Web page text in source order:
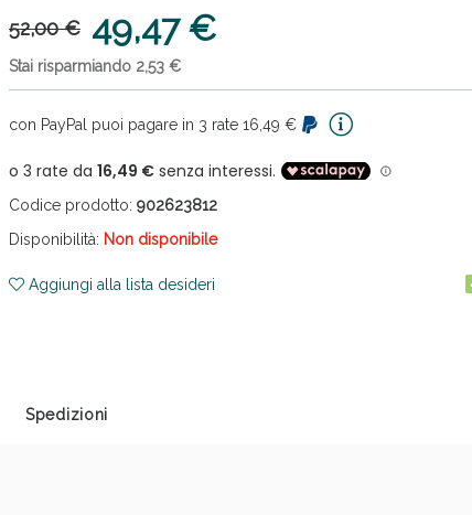
52,00 € 49,47 €
Stai risparmiando 2,53 €
con PayPal puoi pagare in 3 rate 16,49 €
Codice prodotto: 902623812
Disponibilità: Non disponibile
Aggiungi alla lista desideri
Spedizioni
e Fanghi: Sconto fino al 40% valido